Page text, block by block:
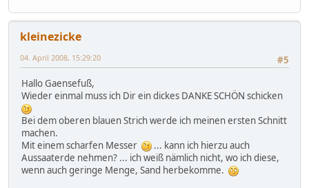
kleinezicke
#5
04. April 2008, 15:29:20
Hallo Gaensefuß,
Wieder einmal muss ich Dir ein dickes DANKE SCHÖN schicken
Bei dem oberen blauen Strich werde ich meinen ersten Schnitt
machen.
Mit einem scharfen Messer
... kann ich hierzu auch
Aussaaterde nehmen? ... ich weiß nämlich nicht, wo ich diese,
wenn auch geringe Menge, Sand herbekomme.